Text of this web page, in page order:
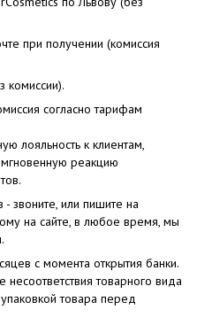
при получении (комиссия
комиссии).
согласно тарифам
лояльность к клиентам,
реакцию
звоните, или пишите на
на сайте, в любое время, мы
с момента открытия банки.
товарного вида
товара перед